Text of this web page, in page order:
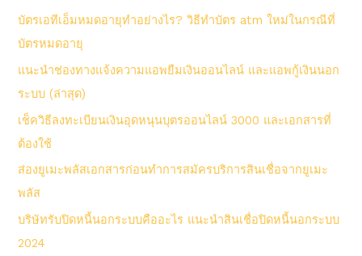
บัตรเอทีเอ็มหมดอายุทำอย่างไร? วิธีทําบัตร atm ใหม่ในกรณีที่
บัตรหมดอายุ
แนะนำช่องทางแจ้งความแอพยืมเงินออนไลน์ และแอพกู้เงินนอก
ระบบ (ล่าสุด)
เช็ควิธีลงทะเบียนเงินอุดหนุนบุตรออนไลน์ 3000 และเอกสารที่
ต้องใช้
ส่องยูเมะพลัสเอกสารก่อนทำการสมัครบริการสินเชื่อจากยูเมะ
พลัส
บริษัทรับปิดหนี้นอกระบบคืออะไร แนะนำสินเชื่อปิดหนี้นอกระบบ
2024